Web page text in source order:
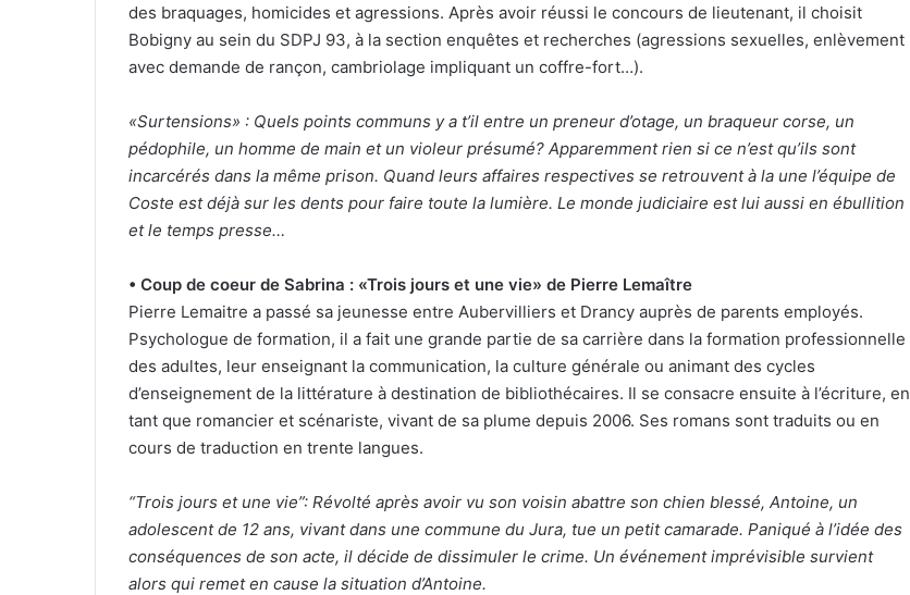
des braquages, homicides et agressions. Après avoir réussi le concours de lieutenant, il choisit
Bobigny au sein du SDPJ 93, à la section enquêtes et recherches (agressions sexuelles, enlèvement
avec demande de rançon, cambriolage impliquant un coffre-fort…).
«Surtensions» : Quels points communs y a t’il entre un preneur d’otage, un braqueur corse, un
pédophile, un homme de main et un violeur présumé? Apparemment rien si ce n’est qu’ils sont
incarcérés dans la même prison. Quand leurs affaires respectives se retrouvent à la une l’équipe de
Coste est déjà sur les dents pour faire toute la lumière. Le monde judiciaire est lui aussi en ébullition
et le temps presse…
• Coup de coeur de Sabrina : «Trois jours et une vie» de Pierre Lemaître
Pierre Lemaitre a passé sa jeunesse entre Aubervilliers et Drancy auprès de parents employés.
Psychologue de formation, il a fait une grande partie de sa carrière dans la formation professionnelle
des adultes, leur enseignant la communication, la culture générale ou animant des cycles
d’enseignement de la littérature à destination de bibliothécaires. Il se consacre ensuite à l’écriture, en
tant que romancier et scénariste, vivant de sa plume depuis 2006. Ses romans sont traduits ou en
cours de traduction en trente langues.
“Trois jours et une vie”: Révolté après avoir vu son voisin abattre son chien blessé, Antoine, un
adolescent de 12 ans, vivant dans une commune du Jura, tue un petit camarade. Paniqué à l’idée des
conséquences de son acte, il décide de dissimuler le crime. Un événement imprévisible survient
alors qui remet en cause la situation d’Antoine.